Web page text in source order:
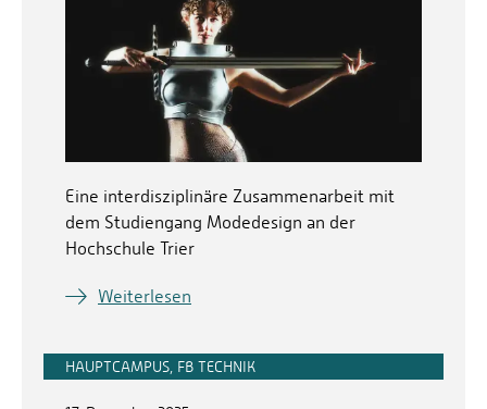
Eine interdisziplinäre Zusammenarbeit mit
dem Studiengang Modedesign an der
Hochschule Trier
Weiterlesen
HAUPTCAMPUS, FB TECHNIK